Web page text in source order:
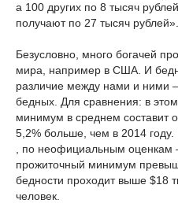
а 100 других по 8 тысяч
получают по 27 тысяч рублей».
Безусловно, много богачей
мира, например в США. И
различие между нами и ними
бедных. Для сравнения: в
минимум в среднем составит
5,2% больше, чем в 2014
, по неофициальным
прожиточный минимум
бедности проходит выше $18
человек.